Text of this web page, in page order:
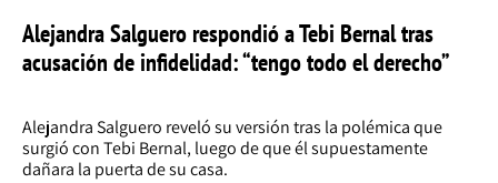
Alejandra Salguero respondió a Tebi Bernal tras
acusación de infidelidad: “tengo todo el derecho”
Alejandra Salguero reveló su versión tras la polémica que
surgió con Tebi Bernal, luego de que él supuestamente
dañara la puerta de su casa.